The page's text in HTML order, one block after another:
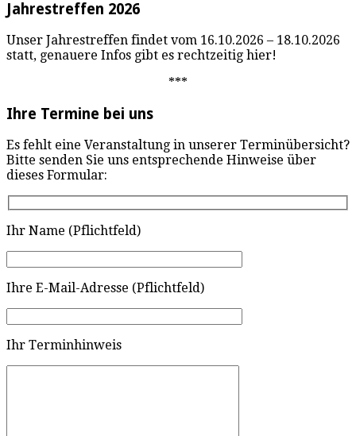
Jahrestreffen 2026
Unser Jahrestreffen findet vom 16.10.2026 – 18.10.2026
statt, genauere Infos gibt es rechtzeitig hier!
***
Ihre Termine bei uns
Es fehlt eine Veranstaltung in unserer Terminübersicht?
Bitte senden Sie uns entsprechende Hinweise über
dieses Formular:
Ihr Name (Pflichtfeld)
Ihre E-Mail-Adresse (Pflichtfeld)
Ihr Terminhinweis